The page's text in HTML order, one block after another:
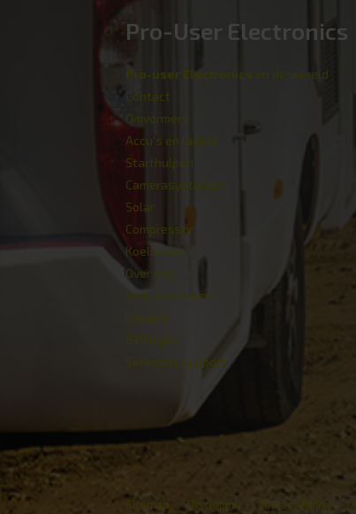
Pro-User Electronics
Pro-user Electronics en de wereld
Contact
Omvormers
Accu's en laders
Starthulpen
Camerasystemen
Solar
Compressor
Koelboxen
Over ons
Verkoop­punten
Nieuws
B2B login
Service & Support
Sitemap Disclaimer Privacy Policy